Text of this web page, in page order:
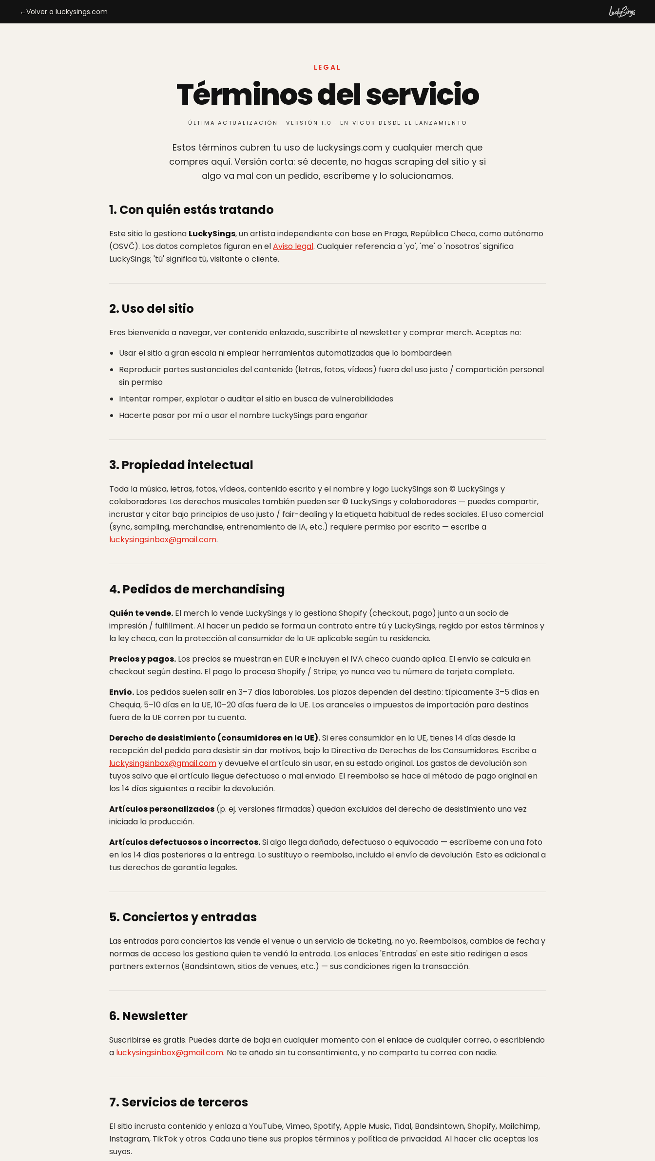
←Volver a luckysings.com
LEGAL
Términos del servicio
ÚLTIMA ACTUALIZACIÓN · VERSIÓN 1.0 · EN VIGOR DESDE EL LANZAMIENTO
Estos términos cubren tu uso de luckysings.com y cualquier merch que
compres aquí. Versión corta: sé decente, no hagas scraping del sitio y si
algo va mal con un pedido, escríbeme y lo solucionamos.
1. Con quién estás tratando
Este sitio lo gestiona LuckySings, un artista independiente con base en Praga, República Checa, como autónomo
(OSVČ). Los datos completos figuran en elAviso legal. Cualquier referencia a 'yo', 'me' o 'nosotros' significa
LuckySings; 'tú' significa tú, visitante o cliente.
2. Uso del sitio
Eres bienvenido a navegar, ver contenido enlazado, suscribirte al newsletter y comprar merch. Aceptas no:
Usar el sitio a gran escala ni emplear herramientas automatizadas que lo bombardeen
Reproducir partes sustanciales del contenido (letras, fotos, vídeos) fuera del uso justo / compartición personal
sin permiso
Intentar romper, explotar o auditar el sitio en busca de vulnerabilidades
Hacerte pasar por mí o usar el nombre LuckySings para engañar
3. Propiedad intelectual
Toda la música, letras, fotos, vídeos, contenido escrito y el nombre y logo LuckySings son © LuckySings y
colaboradores. Los derechos musicales también pueden ser © LuckySings y colaboradores — puedes compartir,
incrustar y citar bajo principios de uso justo / fair-dealing y la etiqueta habitual de redes sociales. El uso comercial
(sync, sampling, merchandise, entrenamiento de IA, etc.) requiere permiso por escrito — escribe a
luckysingsinbox@gmail.com.
4. Pedidos de merchandising
Quién te vende. El merch lo vende LuckySings y lo gestiona Shopify (checkout, pago) junto a un socio de
impresión / fulfillment. Al hacer un pedido se forma un contrato entre tú y LuckySings, regido por estos términos y
la ley checa, con la protección al consumidor de la UE aplicable según tu residencia.
Precios y pagos. Los precios se muestran en EUR e incluyen el IVA checo cuando aplica. El envío se calcula en
checkout según destino. El pago lo procesa Shopify / Stripe; yo nunca veo tu número de tarjeta completo.
Envío. Los pedidos suelen salir en 3–7 días laborables. Los plazos dependen del destino: típicamente 3–5 días en
Chequia, 5–10 días en la UE, 10–20 días fuera de la UE. Los aranceles o impuestos de importación para destinos
fuera de la UE corren por tu cuenta.
Derecho de desistimiento (consumidores en la UE).Si eres consumidor en la UE, tienes 14 días desde la
recepción del pedido para desistir sin dar motivos, bajo la Directiva de Derechos de los Consumidores. Escribe a
luckysingsinbox@gmail.comy devuelve el artículo sin usar, en su estado original. Los gastos de devolución son
tuyos salvo que el artículo llegue defectuoso o mal enviado. El reembolso se hace al método de pago original en
los 14 días siguientes a recibir la devolución.
Artículos personalizados (p. ej. versiones firmadas) quedan excluidos del derecho de desistimiento una vez
iniciada la producción.
Artículos defectuosos o incorrectos.Si algo llega dañado, defectuoso o equivocado — escríbeme con una foto
en los 14 días posteriores a la entrega. Lo sustituyo o reembolso, incluido el envío de devolución. Esto es adicional a
tus derechos de garantía legales.
5. Conciertos y entradas
Las entradas para conciertos las vende el venue o un servicio de ticketing, no yo. Reembolsos, cambios de fecha y
normas de acceso los gestiona quien te vendió la entrada. Los enlaces 'Entradas' en este sitio redirigen a esos
partners externos (Bandsintown, sitios de venues, etc.) — sus condiciones rigen la transacción.
6. Newsletter
Suscribirse es gratis. Puedes darte de baja en cualquier momento con el enlace de cualquier correo, o escribiendo
a luckysingsinbox@gmail.com. No te añado sin tu consentimiento, y no comparto tu correo con nadie.
7. Servicios de terceros
El sitio incrusta contenido y enlaza a YouTube, Vimeo, Spotify, Apple Music, Tidal, Bandsintown, Shopify, Mailchimp,
Instagram, TikTok y otros. Cada uno tiene sus propios términos y política de privacidad. Al hacer clic aceptas los
suyos.